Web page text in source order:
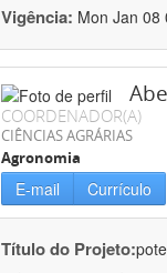
Vigência: Mon Jan 08
COORDENADOR(A)
CIÊNCIAS AGRÁRIAS
Agronomia
E-mail Currículo
Título do Projeto: